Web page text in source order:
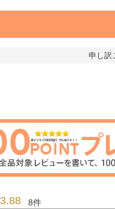
申し訳
3.88 8